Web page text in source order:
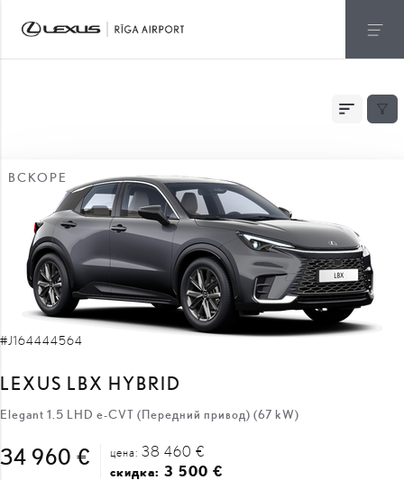
ВСКОРЕ
#J164444564
LEXUS LBX HYBRID
Elegant 1.5 LHD e-CVT (Передний привод) (67 kW)
34 960 € цена: 38 460 €
скидка: 3 500 €